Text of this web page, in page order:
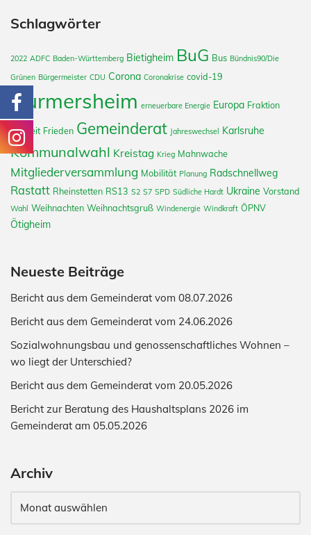
Schlagwörter
2022 ADFC Baden-Württemberg Bietigheim BuG Bus Bündnis90/Die
Grünen Bürgermeister CDU Corona Coronakrise covid-19
Durmersheim erneuerbare Energie Europa Fraktion
Freiheit Frieden Gemeinderat Jahreswechsel Karlsruhe
Kommunalwahl Kreistag Krieg Mahnwache
Mitgliederversammlung Mobilität Planung Radschnellweg
Rastatt Rheinstetten RS13 S2 S7 SPD Südliche Hardt Ukraine Vorstand
Wahl Weihnachten Weihnachtsgruß Windenergie Windkraft ÖPNV
Ötigheim
Neueste Beiträge
Bericht aus dem Gemeinderat vom 08.07.2026
Bericht aus dem Gemeinderat vom 24.06.2026
Sozialwohnungsbau und genossenschaftliches Wohnen –
wo liegt der Unterschied?
Bericht aus dem Gemeinderat vom 20.05.2026
Bericht zur Beratung des Haushaltsplans 2026 im
Gemeinderat am 05.05.2026
Archiv